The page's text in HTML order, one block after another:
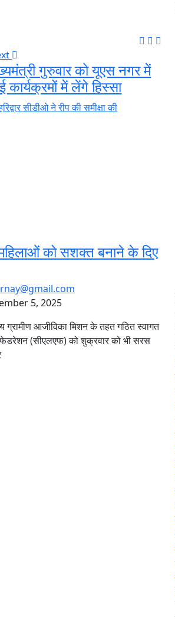
गुरुवार को यूएस नगर में
कार्यक्रमों में लेंगे हिस्सा
महिलाओं को सशक्त बनाने के दिए
5, 2025
ग्रामीण आजीविका मिशन के तहत गठित स्वागत
(सीएलएफ) को शुक्रवार को भी सरस